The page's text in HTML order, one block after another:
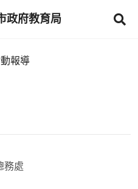
政府教育局
報導
務處